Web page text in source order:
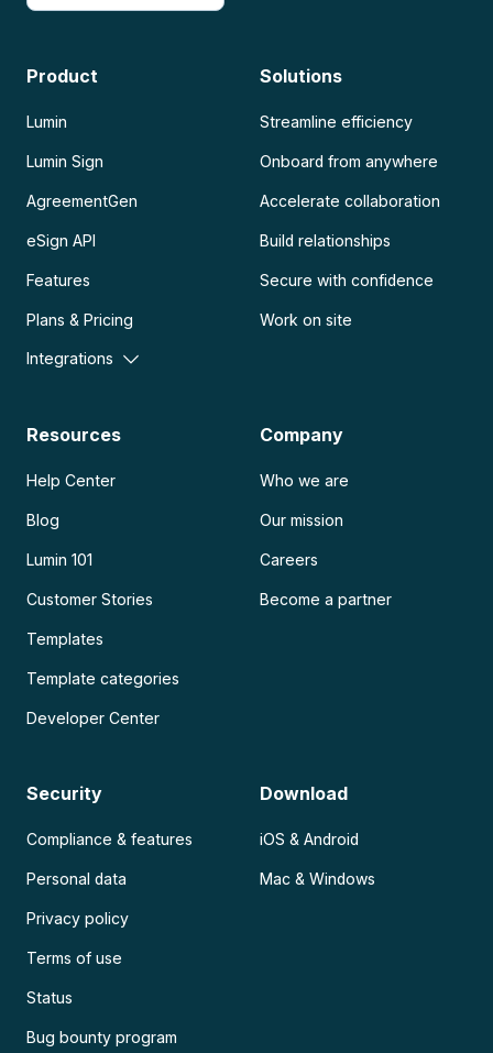
Product
Lumin
Lumin Sign
AgreementGen
eSign API
Features
Plans & Pricing
Integrations
Solutions
Streamline efficiency
Onboard from anywhere
Accelerate collaboration
Build relationships
Secure with confidence
Work on site
Resources
Help Center
Blog
Lumin 101
Customer Stories
Templates
Template categories
Developer Center
Company
Who we are
Our mission
Careers
Become a partner
Security
Compliance & features
Personal data
Privacy policy
Terms of use
Status
Bug bounty program
Download
iOS & Android
Mac & Windows